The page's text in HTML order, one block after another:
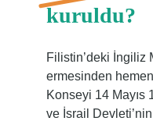
kuruldu?
Filistin’deki İngiliz
ermesinden
Konseyi 14 Mayıs
ve İsrail